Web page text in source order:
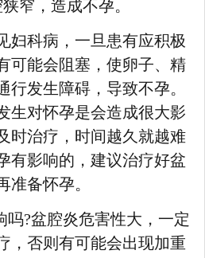
窄，造成不孕。
妇科病，一旦患有应积极
可能会阻塞，使卵子、精
行发生障碍，导致不孕。
生对怀孕是会造成很大影
时治疗，时间越久就越难
有影响的，建议治疗好盆
准备怀孕。
吗?盆腔炎危害性大，一定
，否则有可能会出现加重